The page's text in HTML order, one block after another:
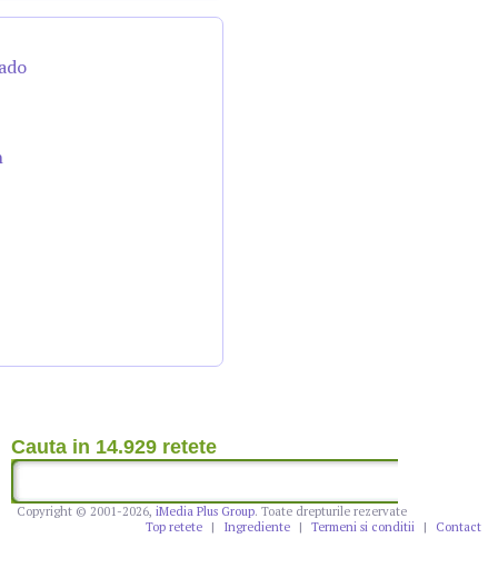
Cauta in 14.929 retete
Copyright © 2001-2026, iMedia Plus Group. Toate drepturile rezervate
Top retete
| Ingrediente | Termeni si conditii | Contact